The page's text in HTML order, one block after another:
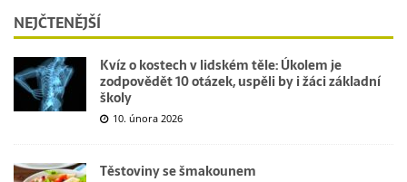
NEJČTENĚJŠÍ
Kvíz o kostech v lidském těle: Úkolem je
zodpovědět 10 otázek, uspěli by i žáci základní
školy
10. února 2026
Těstoviny se šmakounem